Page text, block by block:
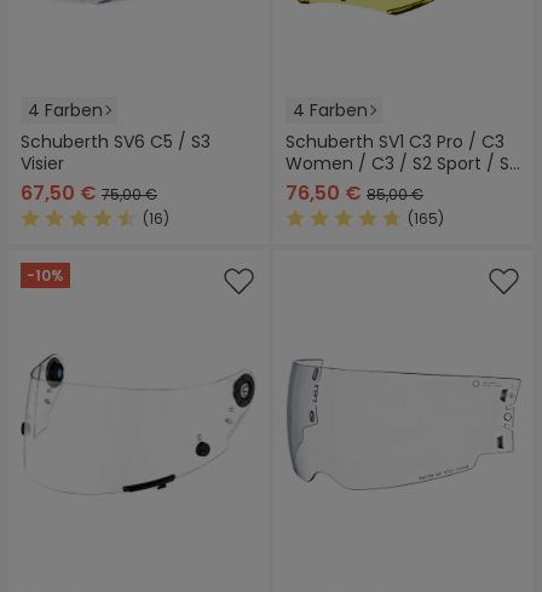
4 Farben
Schuberth SV6 C5 / S3
Visier
67,50 € 75,00 €
(16)
4 Farben
Schuberth SV1 C3 Pro / C3
Women / C3 / S2 Sport / S2
Visier
76,50 € 85,00 €
(165)
-10%